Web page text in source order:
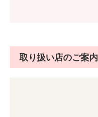
取り扱い店のご案内